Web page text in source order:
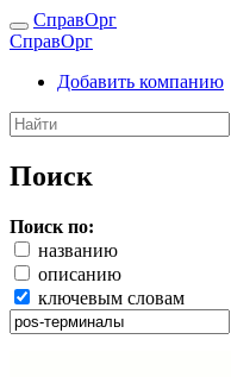
СправОрг
СправОрг
Добавить компанию
Поиск
Поиск по:
названию
описанию
ключевым словам